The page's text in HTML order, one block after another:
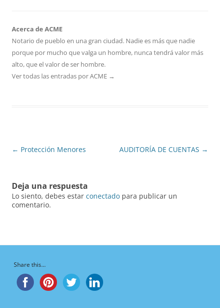
Acerca de ACME
Notario de pueblo en una gran ciudad. Nadie es más que nadie
porque por mucho que valga un hombre, nunca tendrá valor más
alto, que el valor de ser hombre.
Ver todas las entradas por ACME →
Navegación
← Protección Menores AUDITORÍA DE CUENTAS →
Deja una respuesta
Lo siento, debes estar conectado para publicar un
comentario.
Share this...